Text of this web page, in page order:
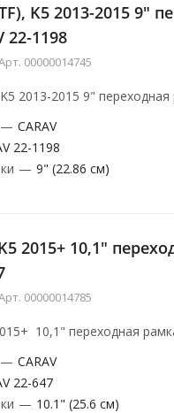
K5 2013-2015 9"
22-1198
00000014745
2013-2015 9" переходная
— CARAV
22-1198
— 9" (22.86 см)
рамка
00000014785
10,1" переходная
— CARAV
22-647
— 10.1" (25.6 см)